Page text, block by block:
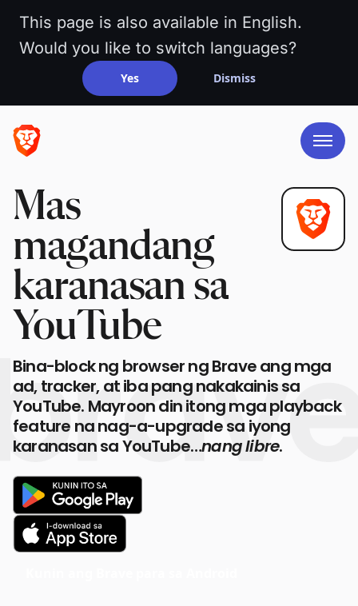
This page is also available in English.
Would you like to switch languages?
Yes Dismiss
Mas
magandang
karanasan sa
YouTube
Bina-block ng browser ng Brave ang mga
ad, tracker, at iba pang nakakainis sa
YouTube. Mayroon din itong mga playback
feature na nag-a-upgrade sa iyong
karanasan sa YouTube…nang libre.